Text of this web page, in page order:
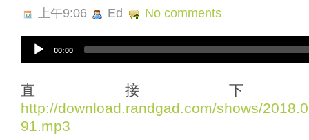
上午9:06 Ed No comments
i
o
P
l
00:00
直接
http://download.randgad.com/shows/
91.mp3